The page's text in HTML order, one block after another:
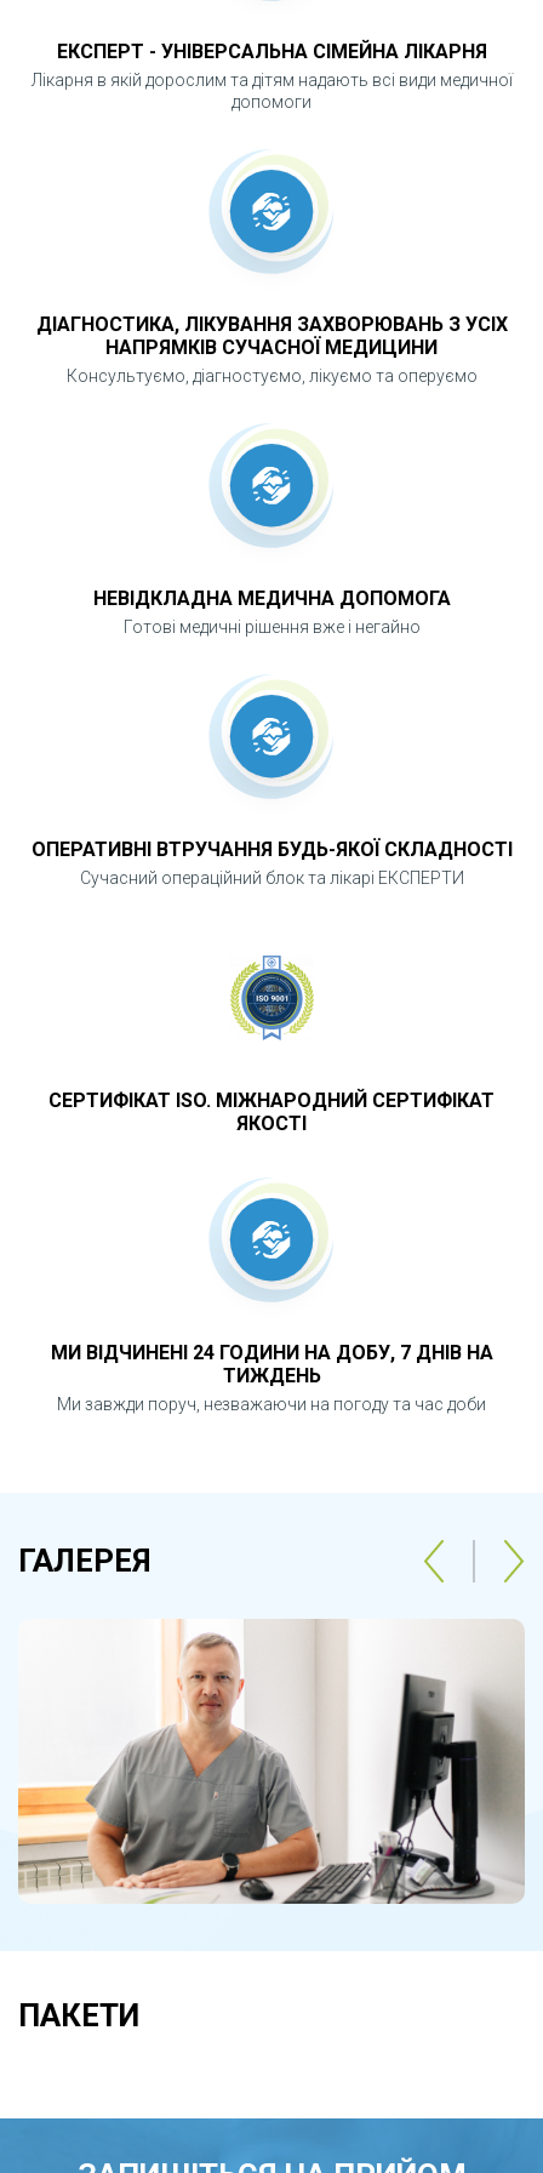
Процедура допомагає уникнути хронізації
процесу та знизити ризик ускладнень. У
Львові пацієнти можуть розраховувати на
конфіденційність і контроль результатів
ЕКСПЕРТ - УНІВЕРСАЛЬНА СІМЕЙНА ЛІКАРНЯ
Лікарня в якій дорослим та дітям надають всі види медичної
допомоги
ДІАГНОСТИКА, ЛІКУВАННЯ ЗАХВОРЮВАНЬ З УСІХ
НАПРЯМКІВ СУЧАСНОЇ МЕДИЦИНИ
Консультуємо, діагностуємо, лікуємо та оперуємо
НЕВІДКЛАДНА МЕДИЧНА ДОПОМОГА
Готові медичні рішення вже і негайно
ОПЕРАТИВНІ ВТРУЧАННЯ БУДЬ-ЯКОЇ СКЛАДНОСТІ
Сучасний операційний блок та лікарі ЕКСПЕРТИ
СЕРТИФІКАТ ISO. МІЖНАРОДНИЙ СЕРТИФІКАТ
ЯКОСТІ
МИ ВІДЧИНЕНІ 24 ГОДИНИ НА ДОБУ, 7 ДНІВ НА
ТИЖДЕНЬ
Ми завжди поруч, незважаючи на погоду та час доби
ГАЛЕРЕЯ
ПАКЕТИ